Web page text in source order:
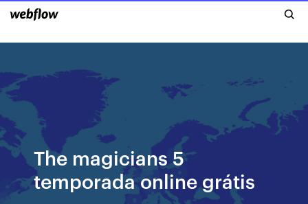
The magicians 5
temporada online grátis